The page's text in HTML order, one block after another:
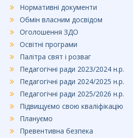
Нормативні документи
Обмін власним досвідом
Оголошення ЗДО
Освітні програми
Палітра свят і розваг
Педагогічні ради 2023/2024 н.р.
Педагогічні ради 2024/2025 н.р.
Педагогічні ради 2025/2026 н.р.
Підвищуємо свою кваліфікацію
Плануємо
Превентивна безпека